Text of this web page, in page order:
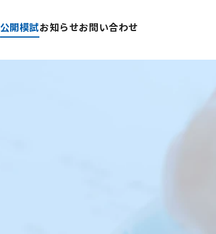
公開模試お知らせお問い合わせ